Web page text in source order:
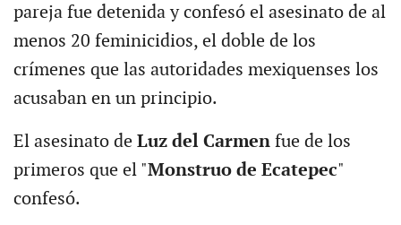
pareja fue detenida y confesó el asesinato de al
menos 20 feminicidios, el doble de los
crímenes que las autoridades mexiquenses los
acusaban en un principio.
El asesinato de Luz del Carmenfue de los
primeros que el "Monstruo de Ecatepec"
confesó.